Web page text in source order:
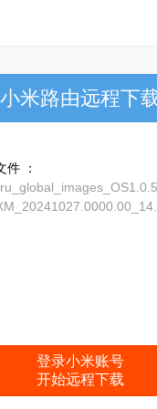
小米路由远程下
件 ：
登录小米账号
开始远程下载